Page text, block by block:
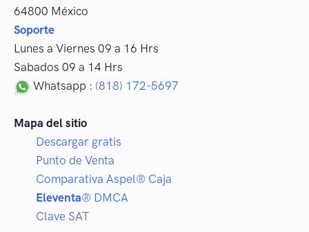
64800 México
Soporte
Lunes a Viernes 09 a 16 Hrs
Sabados 09 a 14 Hrs
Whatsapp : (818) 172-5697
Mapa del sitio
Descargar gratis
Punto de Venta
Comparativa Aspel® Caja
Eleventa® DMCA
Clave SAT